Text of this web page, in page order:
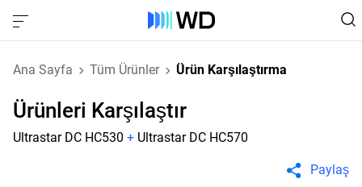
Ana Sayfa Tüm Ürünler Ürün Karşılaştırma
Ürünleri Karşılaştır
Ultrastar DC HC530 + Ultrastar DC HC570
Paylaş